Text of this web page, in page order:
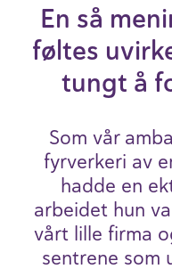
En så
føltes
tungt å
Som vår
fyrver­keri av
hadde en
arbeidet hun
vårt lille firma
sent­rene